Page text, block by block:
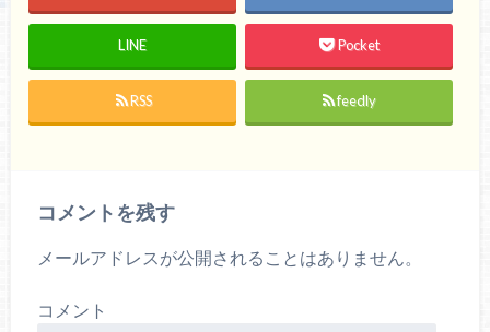
LINE Pocket
RSS feedly
コメントを残す
メールアドレスが公開されることはありません。
コメント